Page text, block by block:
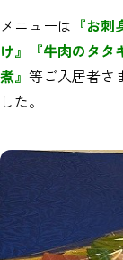
メニューは 『お
け』『牛肉のタタ
煮』 等ご入居者さ
した。